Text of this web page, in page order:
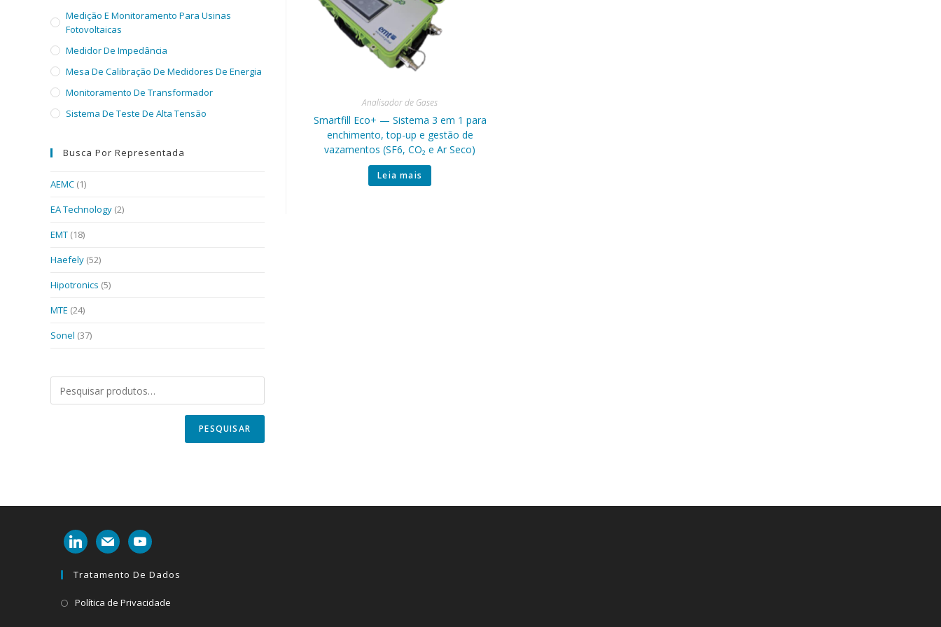
Analisador de Gases
Smartfill Eco+ — Sistema 3 em 1 para
enchimento, top-up e gestão de
vazamentos (SF6, CO₂ e Ar Seco)
Leia mais
Medição E Monitoramento Para Usinas
Fotovoltaicas
Medidor De Impedância
Mesa De Calibração De Medidores De Energia
Monitoramento De Transformador
Sistema De Teste De Alta Tensão
Busca Por Representada
AEMC (1)
EA Technology (2)
EMT (18)
Haefely (52)
Hipotronics (5)
MTE (24)
Sonel (37)
PESQUISAR
linkedinmail youtube
Tratamento De Dados
Política de Privacidade